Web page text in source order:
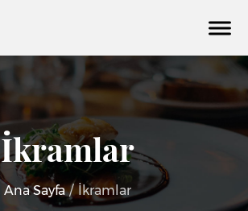
İkramlar
Ana Sayfa/ İkramlar